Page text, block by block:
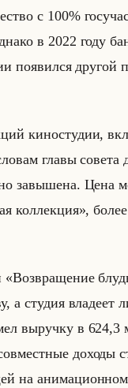
с 100%
в 2022 году
по­явил­ся
ки­но­сту­дии,
главы
за­вы­ше­на. Цена
коллекция»,
а сту­дия
вы­руч­ку в
до­хо­ды
на